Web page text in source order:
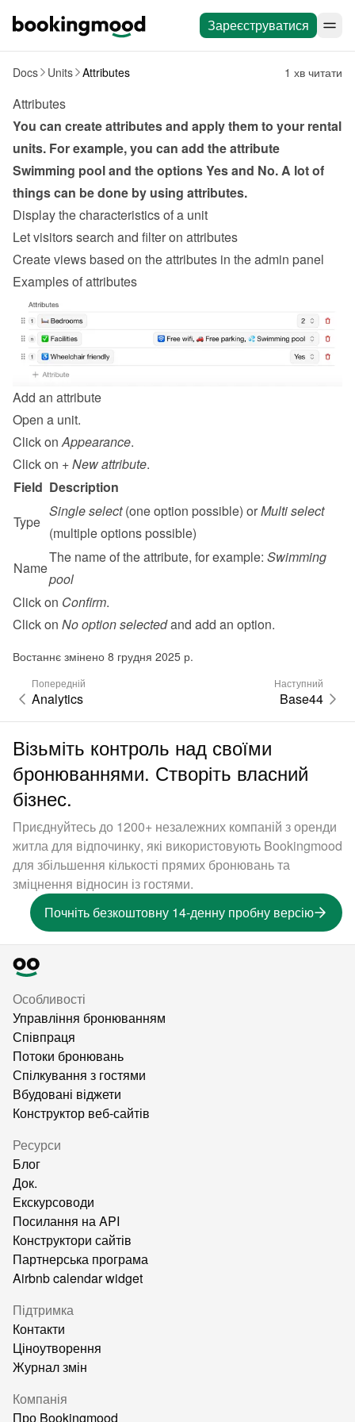
Зареєструватися
Docs Units Attributes 1 хв читати
Attributes
You can create attributes and apply them to your rental
units. For example, you can add the attribute
Swimming pool and the options Yes and No. A lot of
things can be done by using attributes.
Display the characteristics of a unit
Let visitors search and filter on attributes
Create views based on the attributes in the admin panel
Examples of attributes
Add an attribute
Open a unit.
Click on Appearance.
Click on + New attribute.
Field Description
Type
Single select (one option possible) or Multi select
(multiple options possible)
Name
The name of the attribute, for example: Swimming
pool
Click on Confirm.
Click on No option selected and add an option.
Востаннє змінено 8 грудня 2025 р.
Попередній
Analytics
Наступний
Base44
Візьміть контроль над своїми
бронюваннями. Створіть власний
бізнес.
Приєднуйтесь до 1200+ незалежних компаній з оренди
житла для відпочинку, які використовують Bookingmood
для збільшення кількості прямих бронювань та
зміцнення відносин із гостями.
Почніть безкоштовну 14-денну пробну версію
Особливості
Управління бронюванням
Співпраця
Потоки бронювань
Спілкування з гостями
Вбудовані віджети
Конструктор веб-сайтів
Ресурси
Блог
Док.
Екскурсоводи
Посилання на API
Конструктори сайтів
Партнерська програма
Airbnb calendar widget
Підтримка
Контакти
Ціноутворення
Журнал змін
Компанія
Про Bookingmood